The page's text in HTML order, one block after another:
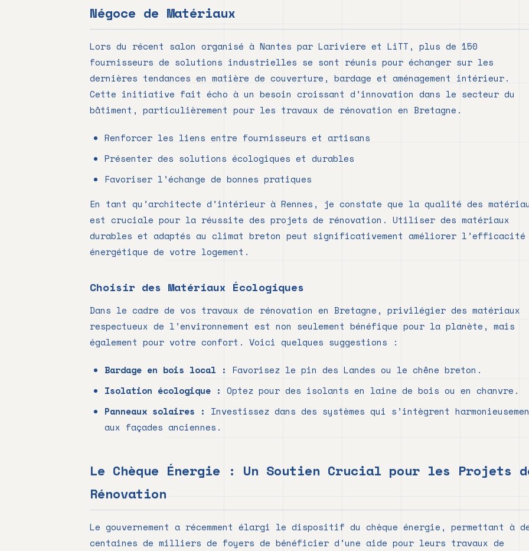
Négoce de Matériaux
Lors du récent salon organisé à Nantes par Lariviere et LiTT, plus de 150
fournisseurs de solutions industrielles se sont réunis pour échanger sur les
dernières tendances en matière de couverture, bardage et aménagement intérieur.
Cette initiative fait écho à un besoin croissant d’innovation dans le secteur du
bâtiment, particulièrement pour les travaux de rénovation en Bretagne.
Renforcer les liens entre fournisseurs et artisans
Présenter des solutions écologiques et durables
Favoriser l’échange de bonnes pratiques
En tant qu’architecte d’intérieur à Rennes, je constate que la qualité des
est cruciale pour la réussite des projets de rénovation. Utiliser des matériaux
durables et adaptés au climat breton peut significativement améliorer l’efficacité
énergétique de votre logement.
Choisir des Matériaux Écologiques
Dans le cadre de vos travaux de rénovation en Bretagne, privilégier des matériaux
respectueux de l’environnement est non seulement bénéfique pour la planète, mais
également pour votre confort. Voici quelques suggestions :
Bardage en bois local : Favorisez le pin des Landes ou le chêne breton.
Isolation écologique : Optez pour des isolants en laine de bois ou en chanvre.
Panneaux solaires : Investissez dans des systèmes qui s’intègrent
aux façades anciennes.
Le Chèque Énergie : Un Soutien Crucial pour les Projets
Rénovation
Le gouvernement a récemment élargi le dispositif du chèque énergie, permettant à
centaines de milliers de foyers de bénéficier d’une aide pour leurs travaux de